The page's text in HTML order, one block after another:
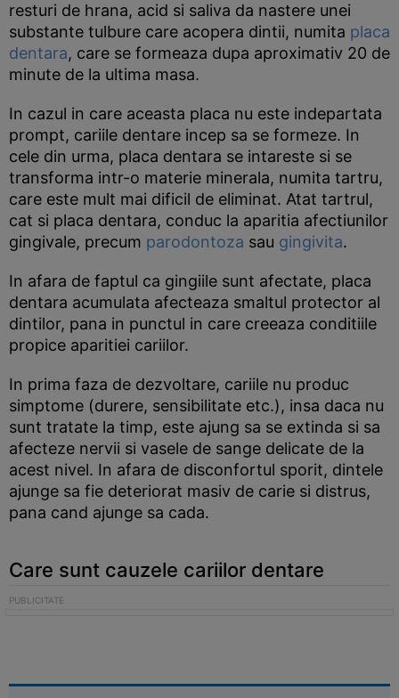
resturi de hrana, acid si saliva da nastere unei
substante tulbure care acopera dintii, numita placa
dentara, care se formeaza dupa aproximativ 20 de
minute de la ultima masa.
In cazul in care aceasta placa nu este indepartata
prompt, cariile dentare incep sa se formeze. In
cele din urma, placa dentara se intareste si se
transforma intr-o materie minerala, numita tartru,
care este mult mai dificil de eliminat. Atat tartrul,
cat si placa dentara, conduc la aparitia afectiunilor
gingivale, precum parodontoza sau gingivita.
In afara de faptul ca gingiile sunt afectate, placa
dentara acumulata afecteaza smaltul protector al
dintilor, pana in punctul in care creeaza conditiile
propice aparitiei cariilor.
In prima faza de dezvoltare, cariile nu produc
simptome (durere, sensibilitate etc.), insa daca nu
sunt tratate la timp, este ajung sa se extinda si sa
afecteze nervii si vasele de sange delicate de la
acest nivel. In afara de disconfortul sporit, dintele
ajunge sa fie deteriorat masiv de carie si distrus,
pana cand ajunge sa cada.
Care sunt cauzele cariilor dentare